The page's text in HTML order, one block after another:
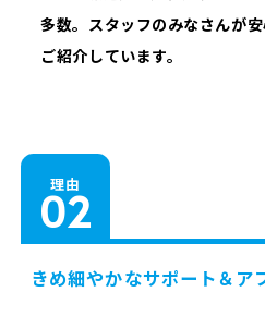
多数。スタッフのみなさんが
ご紹介しています。
理由
きめ細やかなサポート＆ア